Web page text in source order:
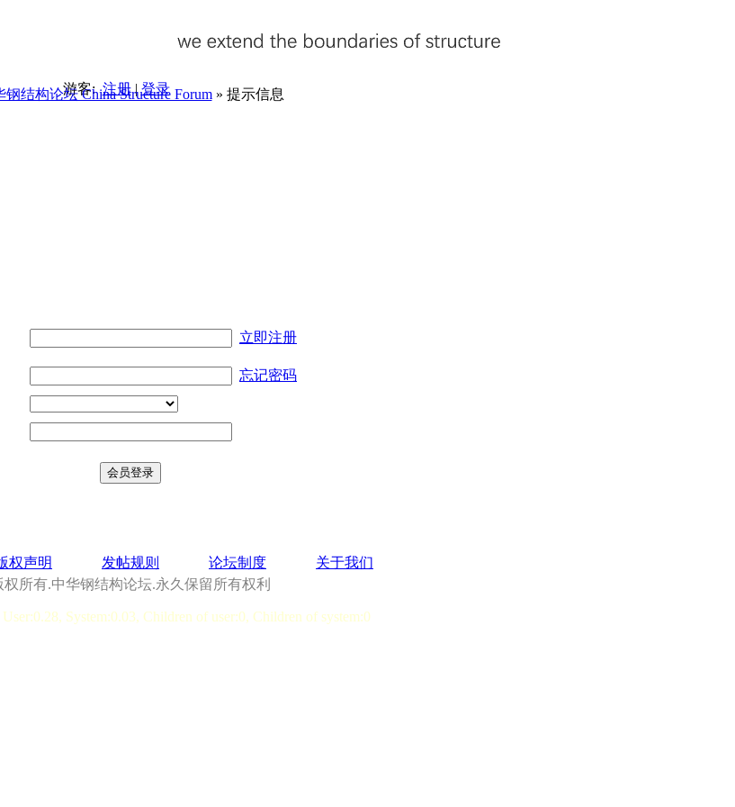
游客:注册|登录
钢结构论坛 China Structure Forum» 提示信息
立即注册
忘记密码
权声明 发帖规则 论坛制度
关于我们
权所有.中华钢结构论坛.永久保留所有权利
User:0.28, System:0.03, Children of user:0, Children of system:0